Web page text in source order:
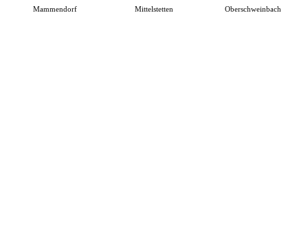
Mammendorf Mittelstetten Oberschweinbach